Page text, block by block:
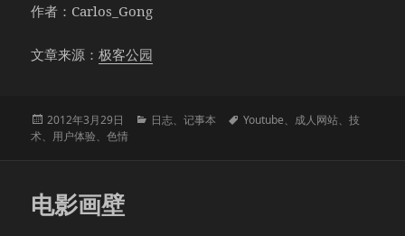
作者：Carlos_Gong
文章来源：极客公园
发
布
2012年3月29日
分
日志、记事本
标
Youtube、 成人网站、技
术、 用户体验、色情
电影画壁